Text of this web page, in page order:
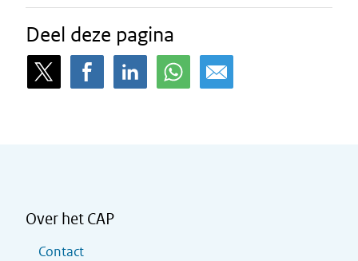
Deel deze pagina
Over het CAP
Contact